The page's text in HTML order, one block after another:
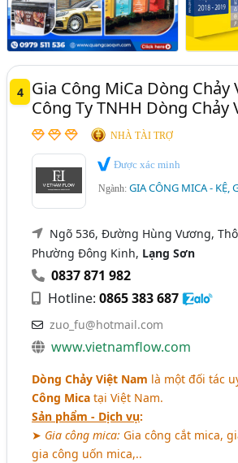
4
Gia Công MiCa Dòng Chảy
Công Ty TNHH Dòng Chảy
NHÀ TÀI TRỢ
Được xác minh
Ngành:GIA CÔNG MICA - KỆ,
Ngõ 536, Đường Hùng Vương,
Phường Đông Kinh, Lạng Sơn
0837 871 982
Hotline:0865 383 687
zuo_fu@hotmail.com
www.vietnamflow.com
Dòng Chảy Việt Nam là một đối tác
Công Mica tại Việt Nam.
Sản phẩm - Dịch vụ:
➤ Gia công mica: Gia công cắt mica,
gia công uốn mica,..